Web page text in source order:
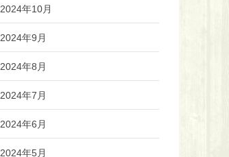
2024年10月
2024年9月
2024年8月
2024年7月
2024年6月
2024年5月